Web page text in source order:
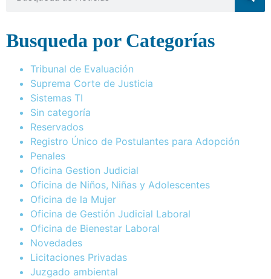
Busqueda por Categorías
Tribunal de Evaluación
Suprema Corte de Justicia
Sistemas TI
Sin categoría
Reservados
Registro Único de Postulantes para Adopción
Penales
Oficina Gestion Judicial
Oficina de Niños, Niñas y Adolescentes
Oficina de la Mujer
Oficina de Gestión Judicial Laboral
Oficina de Bienestar Laboral
Novedades
Licitaciones Privadas
Juzgado ambiental